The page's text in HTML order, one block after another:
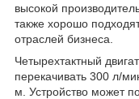
высокой
также хорошо
отраслей бизнеса.
Четырехтактный
перекачивать 300 л/
м. Устройство может